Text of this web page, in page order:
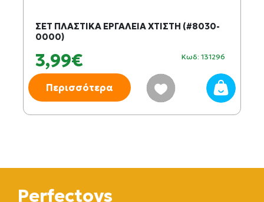
ΣΕΤ ΠΛΑΣΤΙΚΑ ΕΡΓΑΛΕΙΑ ΧΤΙΣΤΗ (#8030-
0000)
3,99€ Κωδ: 131296
Περισσότερα
Perfectoys